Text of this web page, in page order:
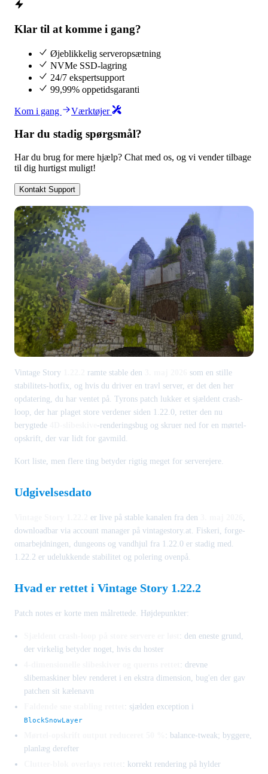
Klar til at komme i gang?
Øjeblikkelig serveropsætning
NVMe SSD-lagring
24/7 ekspertsupport
99,99% oppetidsgaranti
Kom i gang Værktøjer
Har du stadig spørgsmål?
Har du brug for mere hjælp? Chat med os, og vi vender tilbage
til dig hurtigst muligt!
Kontakt Support
Vintage Story ramte stable den
som en stille
stabilitets-hotfix, og hvis du driver en travl server, er det den her
opdatering, du har ventet på. Tyrons patch lukker et sjældent crash-
loop, der har plaget store verdener siden 1.22.0, retter den nu
berygtede
-renderingsbug og skruer ned for en mørtel-
opskrift, der var lidt for gavmild.
Kort liste, men flere ting betyder rigtig meget for serverejere.
Udgivelsesdato
er live på stable kanalen fra den
downloadbar via account manager på vintagestory.at. Fiskeri, forge-
omarbejdningen, dungeons og vandhjul fra 1.22.0 er stadig med.
1.22.2 er udelukkende stabilitet og polering ovenpå.
Hvad er rettet i Vintage Story 1.22.2
Patch notes er korte men målrettede. Højdepunkter:
: den eneste grund,
der virkelig betyder noget, hvis du hoster
: drevne
slibemaskiner blev renderet i en ekstra dimension, bug'en der gav
patchen sit kælenavn
: sjælden exception i
BlockSnowLayer
: balance-tweak; byggere,
planlæg derefter
: korrekt rendering på hylder